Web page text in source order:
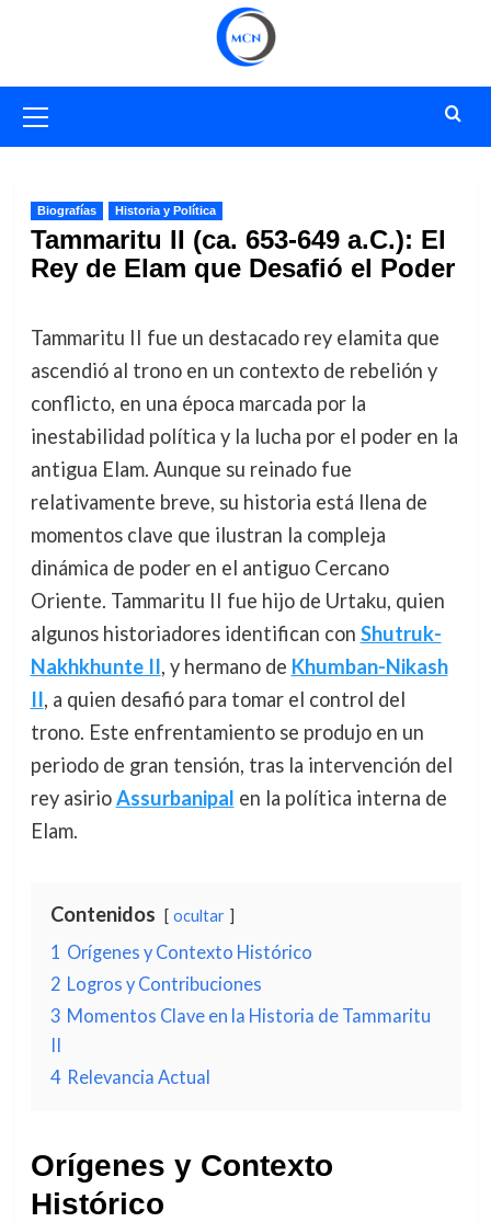
primario
Biografías Historia y Política
Tammaritu II (ca. 653-649 a.C.): El
Rey de Elam que Desafió el Poder
Tammaritu II fue un destacado rey elamita que
ascendió al trono en un contexto de rebelión y
conflicto, en una época marcada por la
inestabilidad política y la lucha por el poder en la
antigua Elam. Aunque su reinado fue
relativamente breve, su historia está llena de
momentos clave que ilustran la compleja
dinámica de poder en el antiguo Cercano
Oriente. Tammaritu II fue hijo de Urtaku, quien
algunos historiadores identifican con Shutruk-
Nakhkhunte II, y hermano de Khumban-Nikash
II, a quien desafió para tomar el control del
trono. Este enfrentamiento se produjo en un
periodo de gran tensión, tras la intervención del
rey asirioAssurbanipal en la política interna de
Elam.
Contenidos ocultar
1 Orígenes y Contexto Histórico
2 Logros y Contribuciones
3 Momentos Clave en la Historia de Tammaritu
II
4 Relevancia Actual
Orígenes y Contexto
Histórico